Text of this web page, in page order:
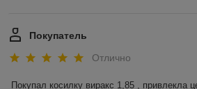
Покупатель
Отлично
Покупал косилку виракс 1,85 , привлекла